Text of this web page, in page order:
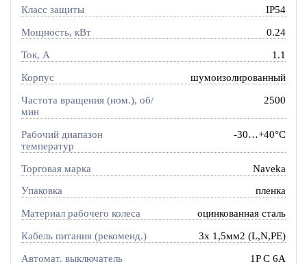
Класс защиты IP54
Мощность, кВт 0.24
Ток, A 1.1
Корпус шумоизолированный
Частота вращения (ном.), об/
мин
2500
Рабочий диапазон
температур
-30…+40°C
Торговая марка Naveka
Упаковка пленка
Материал рабочего колеса оцинкованная сталь
Кабель питания (рекоменд.) 3х 1,5мм2 (L,N,PE)
Автомат. выключатель
1P C 6A